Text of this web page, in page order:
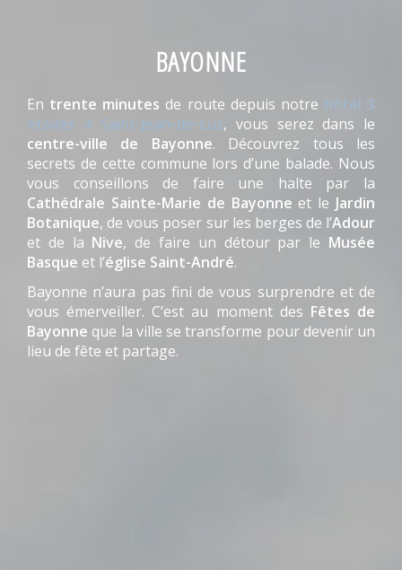
BAYONNE
En trente minutes de route depuis notre hôtel 3
étoiles à Saint-Jean-de-Luz, vous serez dans le
centre-ville de Bayonne. Découvrez tous les
secrets de cette commune lors d’une balade. Nous
vous conseillons de faire une halte par la
Cathédrale Sainte-Marie de Bayonne et le Jardin
Botanique, de vous poser sur les berges de l’Adour
et de la Nive, de faire un détour par le Musée
Basque et l’église Saint-André.
Bayonne n’aura pas fini de vous surprendre et de
vous émerveiller. C’est au moment des Fêtes de
Bayonne que la ville se transforme pour devenir un
lieu de fête et partage.